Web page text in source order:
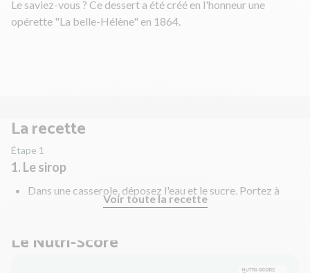
Le saviez-vous ? Ce dessert a été créé en l'honneur une
opérette "La belle-Hélène" en 1864.
La recette
Étape 1
1. Le sirop
Dans une casserole, déposez l'eau et le sucre. Portez à
Voir toute la recette
Le Nutri-Score